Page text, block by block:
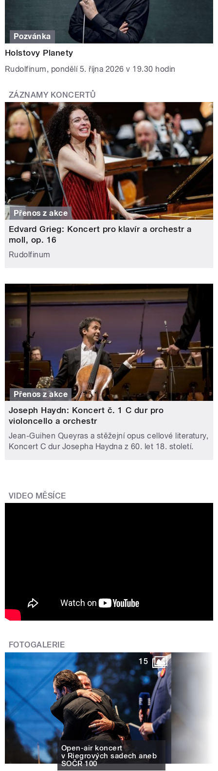
Pozvánka
Holstovy Planety
Rudolfinum, pondělí 5. října 2026 v 19.30 hodin
ZÁZNAMY KONCERTŮ
Přenos z akce
Edvard Grieg: Koncert pro klavír a orchestr a
moll, op. 16
Rudolfinum
Přenos z akce
Joseph Haydn: Koncert č. 1 C dur pro
violoncello a orchestr
Jean-Guihen Queyras a stěžejní opus cellové literatury,
Koncert C dur Josepha Haydna z 60. let 18. století.
VIDEO MĚSÍCE
FOTOGALERIE
15
Open-air koncert
v Riegrových sadech aneb
SOČR 100